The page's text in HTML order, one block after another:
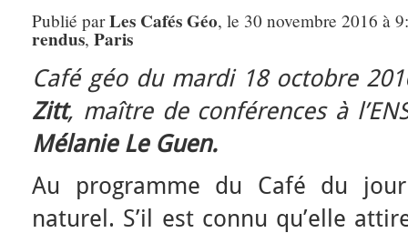
Publié parLes Cafés Géo, le 30 novembre 2016 à
rendus, Paris
Café géo du mardi 18 octobre
Zitt, maître de conférences à
Mélanie Le Guen.
Au programme du Café du
naturel. S’il est connu qu’elle